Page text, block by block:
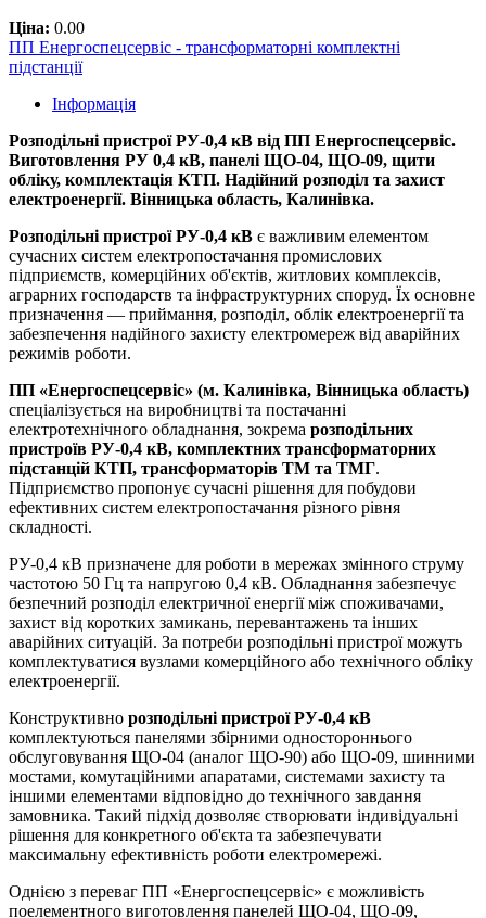
Ціна: 0.00
ПП Енергоспецсервіс - трансформаторні комплектні
підстанції
Інформація
Розподільні пристрої РУ-0,4 кВ від ПП Енергоспецсервіс.
Виготовлення РУ 0,4 кВ, панелі ЩО-04, ЩО-09, щити
обліку, комплектація КТП. Надійний розподіл та захист
електроенергії. Вінницька область, Калинівка.
Розподільні пристрої РУ-0,4 кВ є важливим елементом
сучасних систем електропостачання промислових
підприємств, комерційних об'єктів, житлових комплексів,
аграрних господарств та інфраструктурних споруд. Їх основне
призначення — приймання, розподіл, облік електроенергії та
забезпечення надійного захисту електромереж від аварійних
режимів роботи.
ПП «Енергоспецсервіс» (м. Калинівка, Вінницька область)
спеціалізується на виробництві та постачанні
електротехнічного обладнання, зокрема розподільних
пристроїв РУ-0,4 кВ, комплектних трансформаторних
підстанцій КТП, трансформаторів ТМ та ТМГ.
Підприємство пропонує сучасні рішення для побудови
ефективних систем електропостачання різного рівня
складності.
РУ-0,4 кВ призначене для роботи в мережах змінного струму
частотою 50 Гц та напругою 0,4 кВ. Обладнання забезпечує
безпечний розподіл електричної енергії між споживачами,
захист від коротких замикань, перевантажень та інших
аварійних ситуацій. За потреби розподільні пристрої можуть
комплектуватися вузлами комерційного або технічного обліку
електроенергії.
Конструктивно розподільні пристрої РУ-0,4 кВ
комплектуються панелями збірними одностороннього
обслуговування ЩО-04 (аналог ЩО-90) або ЩО-09, шинними
мостами, комутаційними апаратами, системами захисту та
іншими елементами відповідно до технічного завдання
замовника. Такий підхід дозволяє створювати індивідуальні
рішення для конкретного об'єкта та забезпечувати
максимальну ефективність роботи електромережі.
Однією з переваг ПП «Енергоспецсервіс» є можливість
поелементного виготовлення панелей ЩО-04, ЩО-09,